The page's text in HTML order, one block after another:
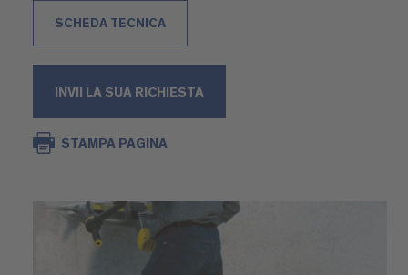
SCHEDA TECNICA
INVII LA SUA RICHIESTA
STAMPA PAGINA